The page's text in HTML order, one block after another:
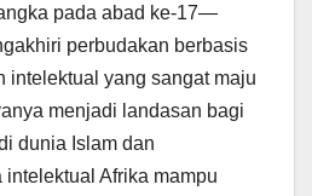
pada abad ke-17—
perbudakan berbasis
intelektual yang sangat maju
menjadi landasan bagi
dunia Islam dan
Afrika mampu